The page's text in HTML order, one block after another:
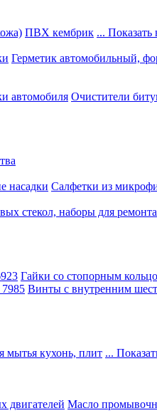
ПВХ кембрик ... Показать
Герметик автомобильный,
автомобиля Очистители
насадки Салфетки из
стекол, наборы для ремонта
Гайки со стопорным
Винты с внутренним
мытья кухонь, плит ...
двигателей Масло